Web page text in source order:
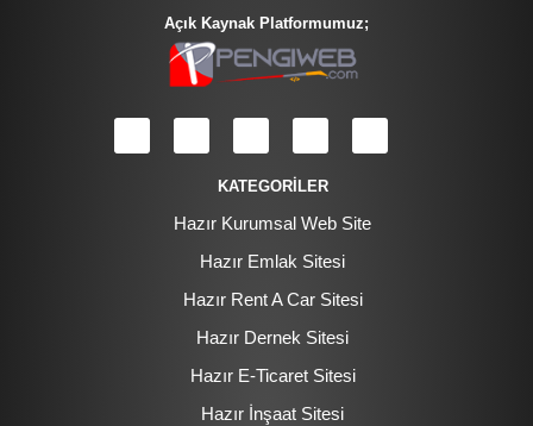
Açık Kaynak Platformumuz;
KATEGORİLER
Hazır Kurumsal Web Site
Hazır Emlak Sitesi
Hazır Rent A Car Sitesi
Hazır Dernek Sitesi
Hazır E-Ticaret Sitesi
Hazır İnşaat Sitesi